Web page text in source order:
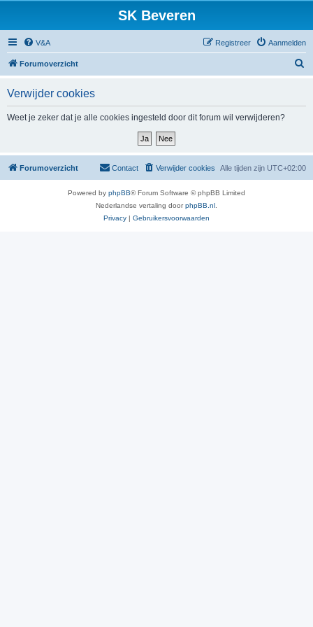
SK Beveren
V&A Aanmelden
Registreer
Forumoverzicht
Verwijder cookies
Weet je zeker dat je alle cookies ingesteld door dit forum wil verwijderen?
Forumoverzicht Alle tijden zijn UTC+02:00
Verwijder cookies
Contact
Powered by phpBB® Forum Software © phpBB Limited
Nederlandse vertaling doorphpBB.nl
Privacy | Gebruikersvoorwaarden